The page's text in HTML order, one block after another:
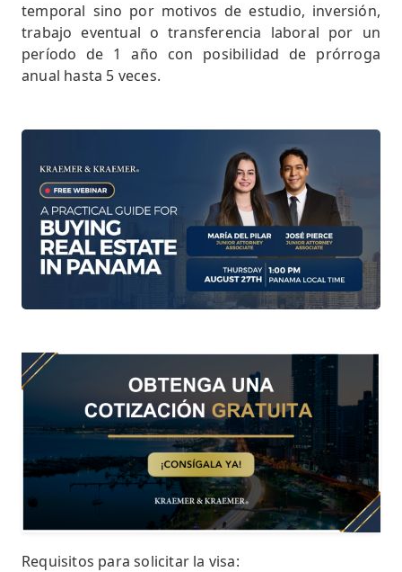
temporal sino por motivos de estudio, inversión,
trabajo eventual o transferencia laboral por un
período de 1 año con posibilidad de prórroga
anual hasta 5 veces.
Requisitos para solicitar la visa: